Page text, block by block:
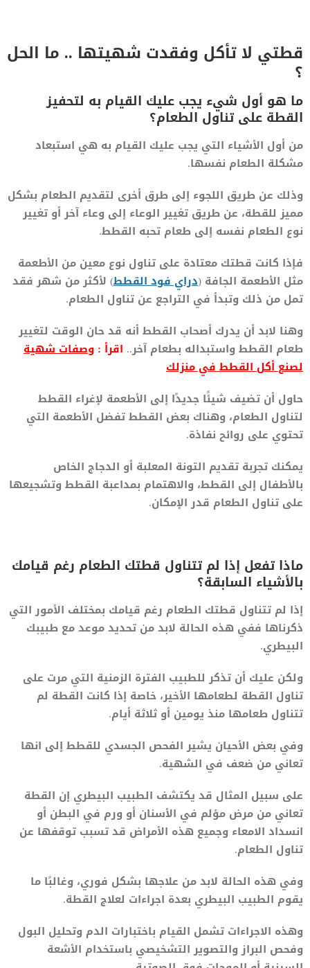
قطتي لا تأكل وفقدت شهيتها .. ما الحل
؟
ما هو أول شيء يجب عليك القيام به لتحفيز
القطة على تناول الطعام؟
من أول الأشياء التي يجب عليك القيام به هي استبعاد
مشكلة الطعام نفسها.
وذلك عن طريق اللجوء إلى طرق أخرى لتقديم الطعام بشكل
مميز للقطة، عن طريق تغيير الوعاء إلى وعاء آخر أو تغيير
نوع الطعام نفسه إلى طعام تحبه القطط.
فإذا كانت قطتك معتادة على تناول نوع معين من الأطعمة
مثل الأطعمة الجافة (دراي فود القطط) لأكثر من شهر فقد
تمل من ذلك وتبدأ في التراجع عن تناول الطعام.
وهنا لابد أن يدرك أصحاب القطط أنه قد حان الوقت لتغيير
طعام القطط واستبداله بطعام آخر.. اقرأ : وصفات شهية
لصنع أكل القطط في منزلك
حاول أن تضيف شيئًا جديدًا إلى الأطعمة لإغراء القطط
لتناول الطعام، وهناك بعض القطط تفضل الأطعمة التي
تحتوي على روائح نفاذة.
يمكنك تجربة تقديم التونة المعلبة أو الدجاج الخاص
بالأطفال إلى القطط، والاهتمام بمداعبة القطط وتشجيعها
على تناول الطعام قدر الإمكان.
ماذا تفعل إذا لم تتناول قطتك الطعام رغم قيامك
بالأشياء السابقة؟
إذا لم تتناول قطتك الطعام رغم قيامك بمختلف الأمور التي
ذكرناها ففي هذه الحالة لابد من تحديد موعد مع طبيبك
البيطري.
ولكن عليك أن تذكر للطبيب الفترة الزمنية التي مرت على
تناول القطة لطعامها الأخير، خاصة إذا كانت القطة لم
تتناول طعامها منذ يومين أو ثلاثة أيام.
وفي بعض الأحيان يشير الفحص الجسدي للقطط إلى انها
تعاني من ضعف في الشهية.
على سبيل المثال قد يكتشف الطبيب البيطري إن القطة
تعاني من مرض مؤلم في الأسنان أو ورم في البطن أو
انسداد الامعاء وجميع هذه الأمراض قد تسبب توقفها عن
تناول الطعام.
وفي هذه الحالة لابد من علاجها بشكل فوري، وغالبًا ما
يقوم الطبيب البيطري بعدة اجراءات لعلاج القطة.
وهذه الاجراءات تشمل القيام باختبارات الدم وتحليل البول
وفحص البراز والتصوير التشخيصي باستخدام الأشعة